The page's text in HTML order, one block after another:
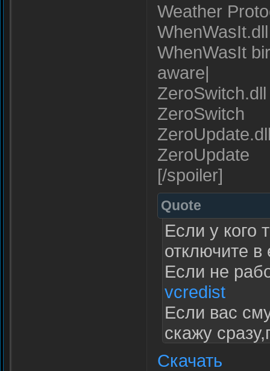
Weather
WhenWasIt
aware|
ZeroSwitch.dll
ZeroSwitch
ZeroUpdate
[/spoiler]
Quote
Если у кого
отключите в
Если не
vcredist
Если вас
скажу
пингвинами
Скачать